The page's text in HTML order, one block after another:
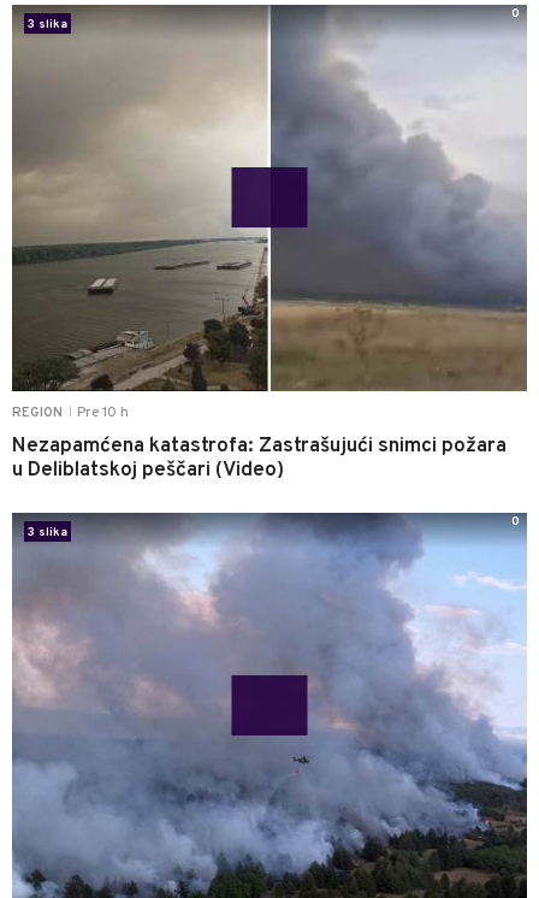
REGION Pre 10 h
Nezapamćena katastrofa: Zastrašujući snimci požara
u Deliblatskoj peščari (Video)
3 slika
0
3 slika
0